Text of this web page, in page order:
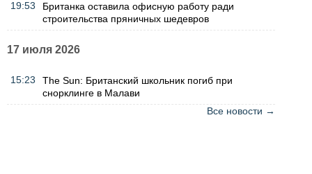
19:53
Британка оставила офисную работу ради
строительства пряничных шедевров
17 июля 2026
15:23
The Sun: Британский школьник погиб при
снорклинге в Малави
Все новости →